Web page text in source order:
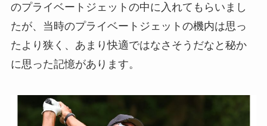
のプライベートジェットの中に入れてもらいまし
たが、当時のプライベートジェットの機内は思っ
たより狭く、あまり快適ではなさそうだなと秘か
に思った記憶があります。